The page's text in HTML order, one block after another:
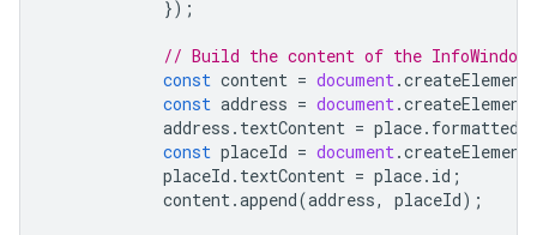
});
// Build the content of the InfoWindow
const content = document.createElement
const address = document.createElement
address . textContent = place.
const placeId = document.createElement
placeId . textContent = place. id ;
content.append(address, placeId);